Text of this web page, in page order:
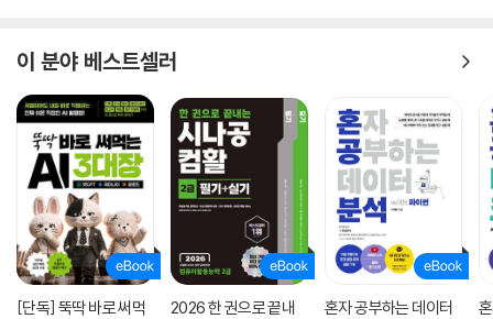
이 분야 베스트셀러
[단독] 뚝딱 바로 써먹
2026 한 권으로 끝내
혼자 공부하는 데이터